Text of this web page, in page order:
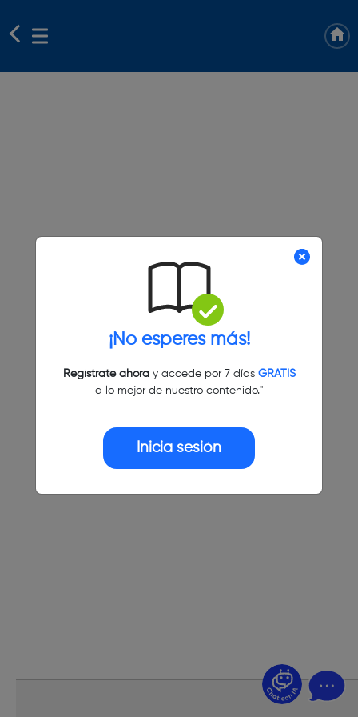
¡No esperes más!
Regístrate ahoray accede por 7 días GRATIS
a lo mejor de nuestro contenido."
Inicia sesión